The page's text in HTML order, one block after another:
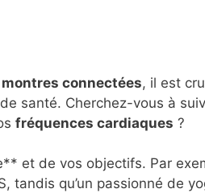
montres connectées, il est
santé. Cherchez-vous à
fréquences cardiaques ?
et de vos objectifs. Par
tandis qu’un passionné de